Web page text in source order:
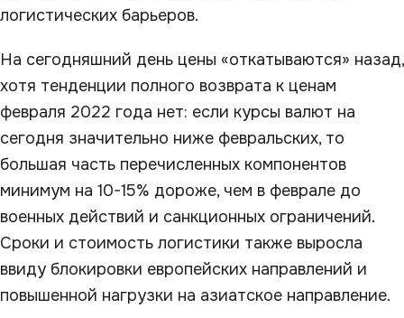
логистических барьеров.
На сегодняшний день цены «откатываются» назад,
хотя тенденции полного возврата к ценам
февраля 2022 года нет: если курсы валют на
сегодня значительно ниже февральских, то
большая часть перечисленных компонентов
минимум на 10-15% дороже, чем в феврале до
военных действий и санкционных ограничений.
Сроки и стоимость логистики также выросла
ввиду блокировки европейских направлений и
повышенной нагрузки на азиатское направление.